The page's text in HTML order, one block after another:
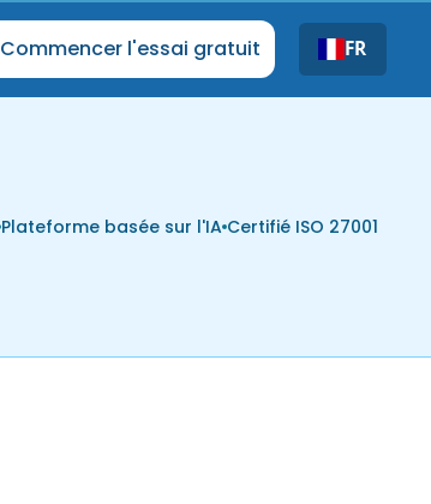
Commencer l'essai gratuit FR
Plateforme basée sur l'IA Certifié ISO 27001